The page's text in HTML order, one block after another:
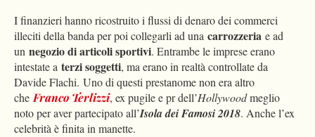
I finanzieri hanno ricostruito i flussi di denaro dei commerci
illeciti della banda per poi collegarli ad una carrozzeria e ad
un negozio di articoli sportivi. Entrambe le imprese erano
intestate a terzi soggetti, ma erano in realtà controllate da
Davide Flachi. Uno di questi prestanome non era altro
cheFranco Terlizzi, ex pugile e pr dell’Hollywoodmeglio
noto per aver partecipato all’Isola dei Famosi 2018. Anche l’ex
celebrità è finita in manette.